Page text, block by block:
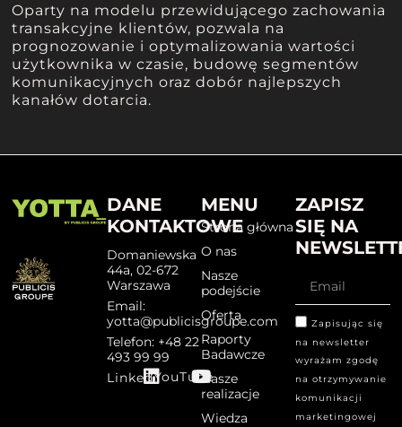
Oparty na modelu przewidującego zachowania
transakcyjne klientów, pozwala na
prognozowanie i optymalizowania wartości
użytkownika w czasie, budowę segmentów
komunikacyjnych oraz dobór najlepszych
kanałów dotarcia.
DANE
KONTAKTOWE
Domaniewska
44a, 02-672
Warszawa
Email:
yotta@publicisgroupe.com
Telefon: +48 22
493 99 99
LinkedYouTube
MENU
Strona główna
O nas
Nasze
podejście
Oferta
Raporty
Badawcze
Nasze
realizacje
Wiedza
ZAPISZ
SIĘ NA
Zapisując się
na newsletter
wyrażam zgodę
na otrzymywanie
komunikacji
marketingowej